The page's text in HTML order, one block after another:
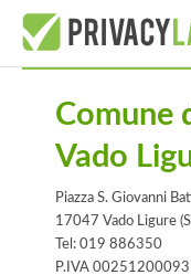
Comune
Vado
Piazza S. Giovanni
17047 Vado Ligure
Tel: 019 886350
P.IVA 00251200093